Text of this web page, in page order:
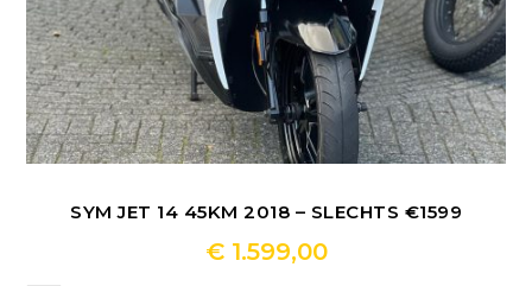
SYM JET 14 45KM 2018 – SLECHTS €1599
€1.599,00